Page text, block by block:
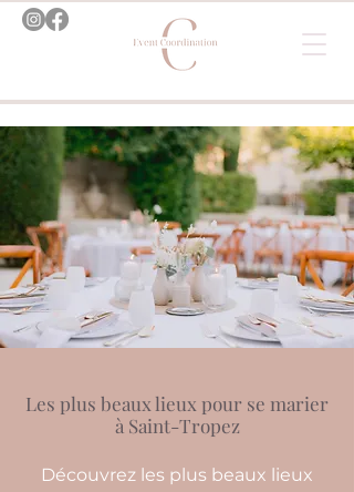
Les plus beaux lieux pour se marier
à Saint-Tropez
Découvrez les plus beaux lieux